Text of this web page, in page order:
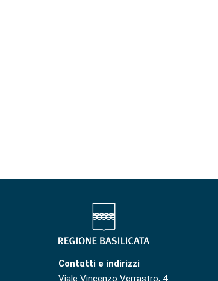
Contatti e indirizzi
Viale Vincenzo Verrastro, 4